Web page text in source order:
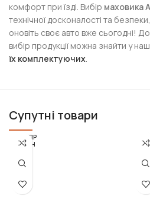
комфорт при їзді. Вибір маховика
технічної досконалості та
оновіть своє авто вже сьогодні!
вибір продукції можна знайти у
їх комплектуючих.
Супутні товари
РОЗПР
ОДАН